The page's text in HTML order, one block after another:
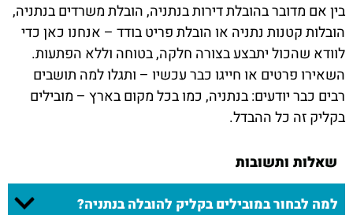
בין אם מדובר בהובלת דירות בנתניה, הובלת משרדים בנתניה,
הובלות קטנות נתניה או הובלת פריט בודד – אנחנו כאן כדי
לוודא שהכול יתבצע בצורה חלקה, בטוחה וללא הפתעות.
השאירו פרטים או חייגו כבר עכשיו – ותגלו למה תושבים
רבים כבר יודעים: בנתניה, כמו בכל מקום בארץ – מובילים
בקליק זה כל ההבדל.
שאלות ותשובות
למה לבחור במובילים בקליק להובלה בנתניה?